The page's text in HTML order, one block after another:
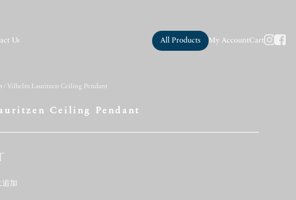
Us All Products My AccountCart
/ Vilhelm Lauritzen Ceiling Pendant
Ceiling Pendant
追加